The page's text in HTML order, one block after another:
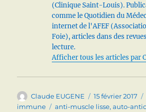
(Clinique Saint-Louis).
comme le Quotidien du
internet de l'AFEF
Foie), articles dans des
lecture.
Afficher tous les articles par
Auteur
Claude EUGENE
Publié
le
15 février 2017
immune
Étiquettes
anti-muscle lisse,auto-